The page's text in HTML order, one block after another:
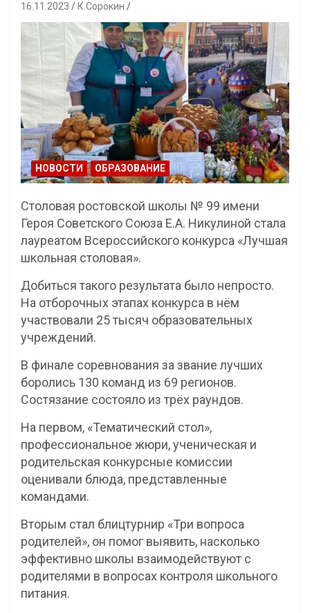
16.11.2023 К.Сорокин
НОВОСТИ ОБРАЗОВАНИЕ
Столовая ростовской школы № 99 имени
Героя Советского Союза Е.А. Никулиной стала
лауреатом Всероссийского конкурса «Лучшая
школьная столовая».
Добиться такого результата было непросто.
На отборочных этапах конкурса в нём
участвовали 25 тысяч образовательных
учреждений.
В финале соревнования за звание лучших
боролись 130 команд из 69 регионов.
Состязание состояло из трёх раундов.
На первом, «Тематический стол»,
профессиональное жюри, ученическая и
родительская конкурсные комиссии
оценивали блюда, представленные
командами.
Вторым стал блицтурнир «Три вопроса
родителей», он помог выявить, насколько
эффективно школы взаимодействуют с
родителями в вопросах контроля школьного
питания.